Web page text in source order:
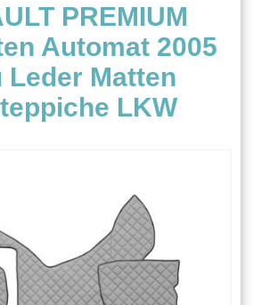
PREMIUM
Automat 2005
Leder Matten
LKW